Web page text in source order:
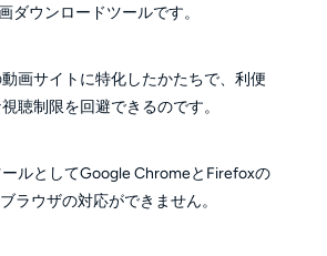
ダウンロードツールです。
画サイトに特化したかたちで、利便
聴制限を回避できるのです。
ルとしてGoogle ChromeとFirefoxの
ラウザの対応ができません。